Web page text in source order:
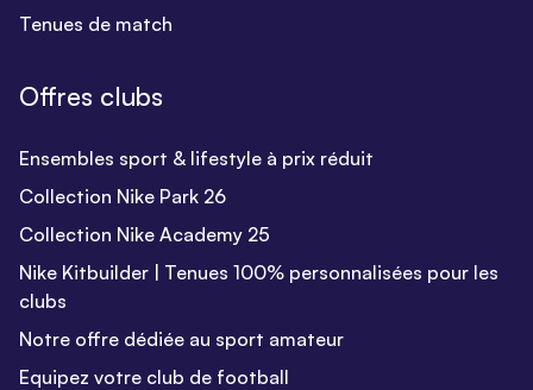
Tenues de match
Offres clubs
Ensembles sport & lifestyle à prix réduit
Collection Nike Park 26
Collection Nike Academy 25
Nike Kitbuilder | Tenues 100% personnalisées pour les
clubs
Notre offre dédiée au sport amateur
Equipez votre club de football